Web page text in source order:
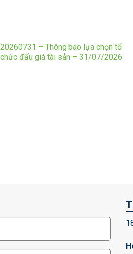
20260731 – Thông báo lựa chọn tổ
chức đấu giá tài sản – 31/07/2026